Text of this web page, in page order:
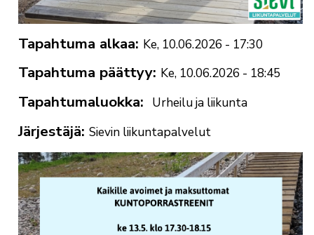
Tapahtuma alkaa Ke, 10.06.2026 - 17:30
Tapahtuma päättyy Ke, 10.06.2026 - 18:45
Tapahtumaluokka Urheilu ja liikunta
Järjestäjä Sievin liikuntapalvelut